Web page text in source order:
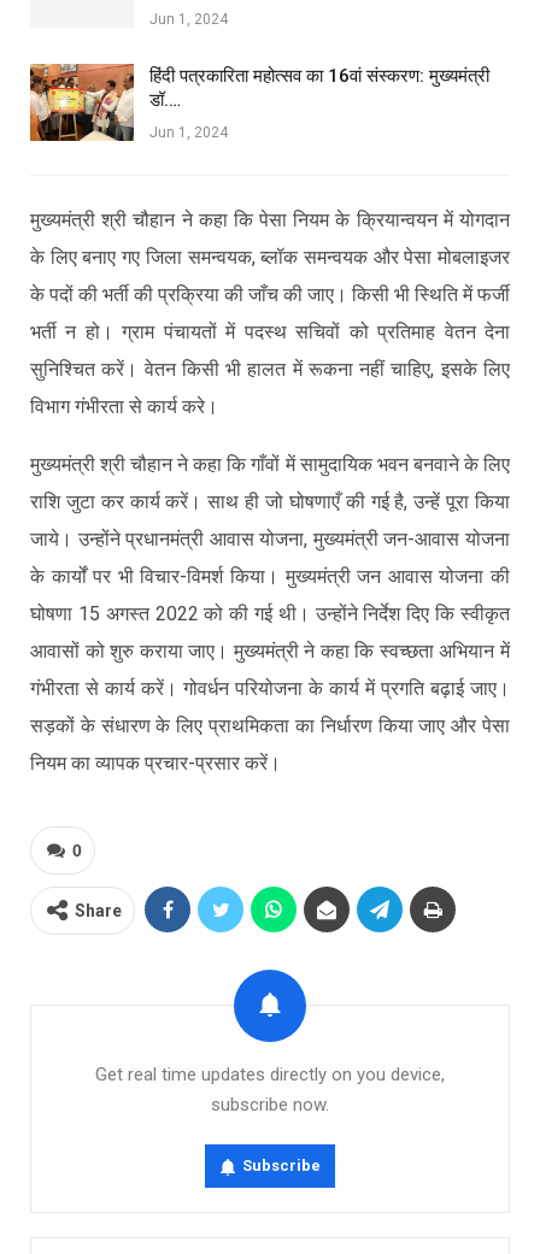
Jun 1, 2024
हिंदी पत्रकारिता महोत्सव का 16वां संस्करण: मुख्यमंत्री
डॉ.…
Jun 1, 2024
मुख्यमंत्री श्री चौहान ने कहा कि पेसा नियम के क्रियान्वयन में योगदान
के लिए बनाए गए जिला समन्वयक, ब्लॉक समन्वयक और पेसा मोबलाइजर
के पदों की भर्ती की प्रक्रिया की जाँच की जाए। किसी भी स्थिति में फर्जी
भर्ती न हो। ग्राम पंचायतों में पदस्थ सचिवों को प्रतिमाह वेतन देना
सुनिश्चित करें। वेतन किसी भी हालत में रूकना नहीं चाहिए, इसके लिए
विभाग गंभीरता से कार्य करे।
मुख्यमंत्री श्री चौहान ने कहा कि गाँवों में सामुदायिक भवन बनवाने के लिए
राशि जुटा कर कार्य करें। साथ ही जो घोषणाएँ की गई है, उन्हें पूरा किया
जाये। उन्होंने प्रधानमंत्री आवास योजना, मुख्यमंत्री जन-आवास योजना
के कार्यों पर भी विचार-विमर्श किया। मुख्यमंत्री जन आवास योजना की
घोषणा 15 अगस्त 2022 को की गई थी। उन्होंने निर्देश दिए कि स्वीकृत
आवासों को शुरु कराया जाए। मुख्यमंत्री ने कहा कि स्वच्छता अभियान में
गंभीरता से कार्य करें। गोवर्धन परियोजना के कार्य में प्रगति बढ़ाई जाए।
सड़कों के संधारण के लिए प्राथमिकता का निर्धारण किया जाए और पेसा
नियम का व्यापक प्रचार-प्रसार करें।
0
Share
Get real time updates directly on you device,
subscribe now.
Subscribe